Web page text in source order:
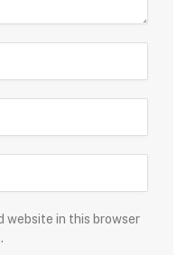
website in this browser